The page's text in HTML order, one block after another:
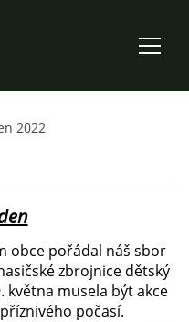
2022
obce pořádal náš sbor
zbrojnice dětský
musela být akce
počasí.